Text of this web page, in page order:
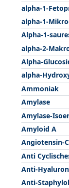
alpha-1-
alpha-1-
Alpha-1-
alpha-2-
Alpha-
alpha-
Ammoniak
Amylase
Amylase-
Amyloid A
Angiotensin-
Anti
Anti-
Anti-